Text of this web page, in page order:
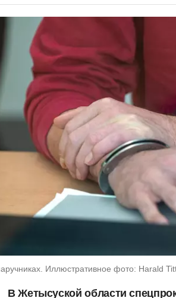
Иллюстративное фото: Harald
В Жетысуской области